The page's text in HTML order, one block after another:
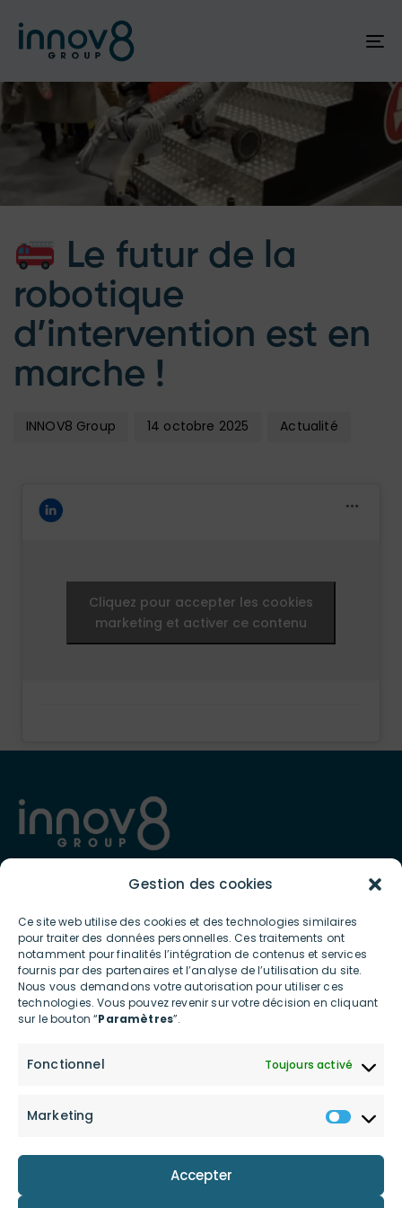
Gestion des cookies
Ce site web utilise des cookies et des technologies similaires
pour traiter des données personnelles. Ces traitements ont
notamment pour finalités l’intégration de contenus et services
fournis par des partenaires et l’analyse de l’utilisation du site.
Nous vous demandons votre autorisation pour utiliser ces
technologies. Vous pouvez revenir sur votre décision en cliquant
sur le bouton “Paramètres”.
Fonctionnel Toujours activé
Marketing
Accepter
Le futur de la
robotique
d’intervention est en
marche !
INNOV8 Group
on:
14 octobre 2025 Actualité
Cliquez pour accepter les cookies
marketing et activer ce contenu
est spécialiste de l’écosystème digital et connecté et met à
disposition des professionnels et des particuliers des services et
produits ultra-innovants contribuant à la transition écologique
et posant les bases d’une consommation digitale bas carbone.
LIENS UTILES
Accueil
innov8 Connect
Actualités